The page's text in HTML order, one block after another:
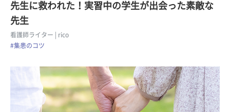
先生に救われた！実習中の学生が出会った素敵な
先生
看護師ライター
| rico
#集患のコツ